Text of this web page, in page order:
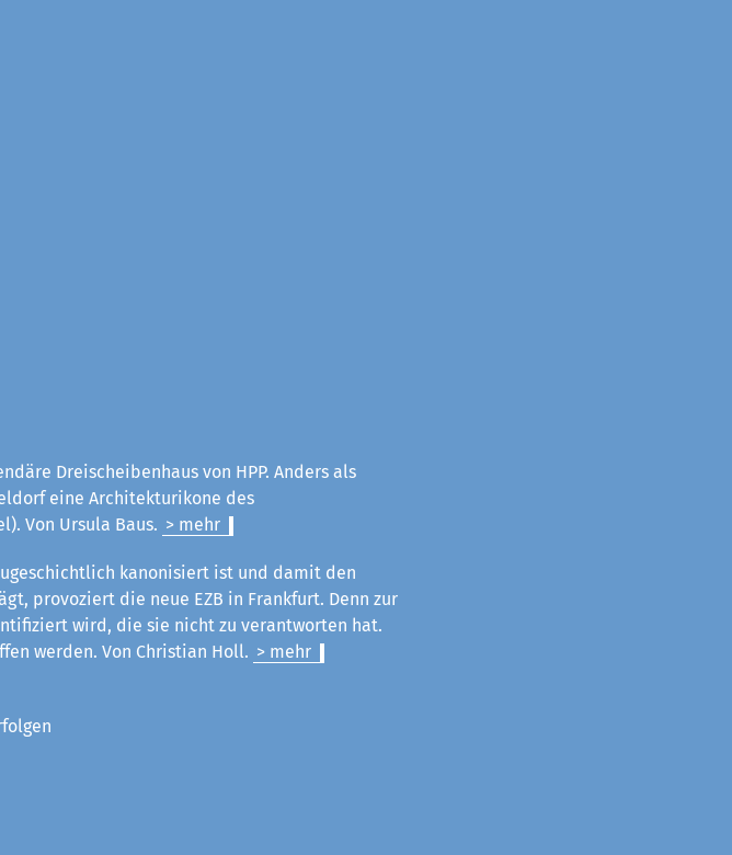
Dreischeibenhaus von HPP. Anders als
eine Architekturikone des
Von Ursula Baus. > mehr
kanonisiert ist und damit den
provoziert die neue EZB in Frankfurt. Denn zur
wird, die sie nicht zu verantworten hat.
werden. Von Christian Holl. > mehr